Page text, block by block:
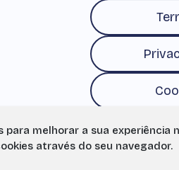
para melhorar a sua experiência
através do seu navegador.